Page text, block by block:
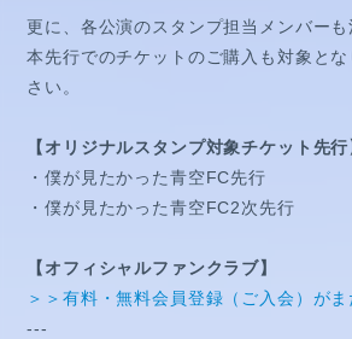
画 SHORT MOVIE
断 GAME
更に、各公演のスタンプ担当メンバーも
本先行でのチケットのご購入も対象と
さい。
【オリジナルスタンプ対象チケット先行
・僕が見たかった青空FC先行
・僕が見たかった青空FC2次先行
【オフィシャルファンクラブ】
＞＞有料・無料会員登録（ご入会）が
---